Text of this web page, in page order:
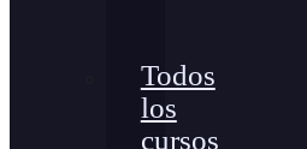
Todos
los
cursos